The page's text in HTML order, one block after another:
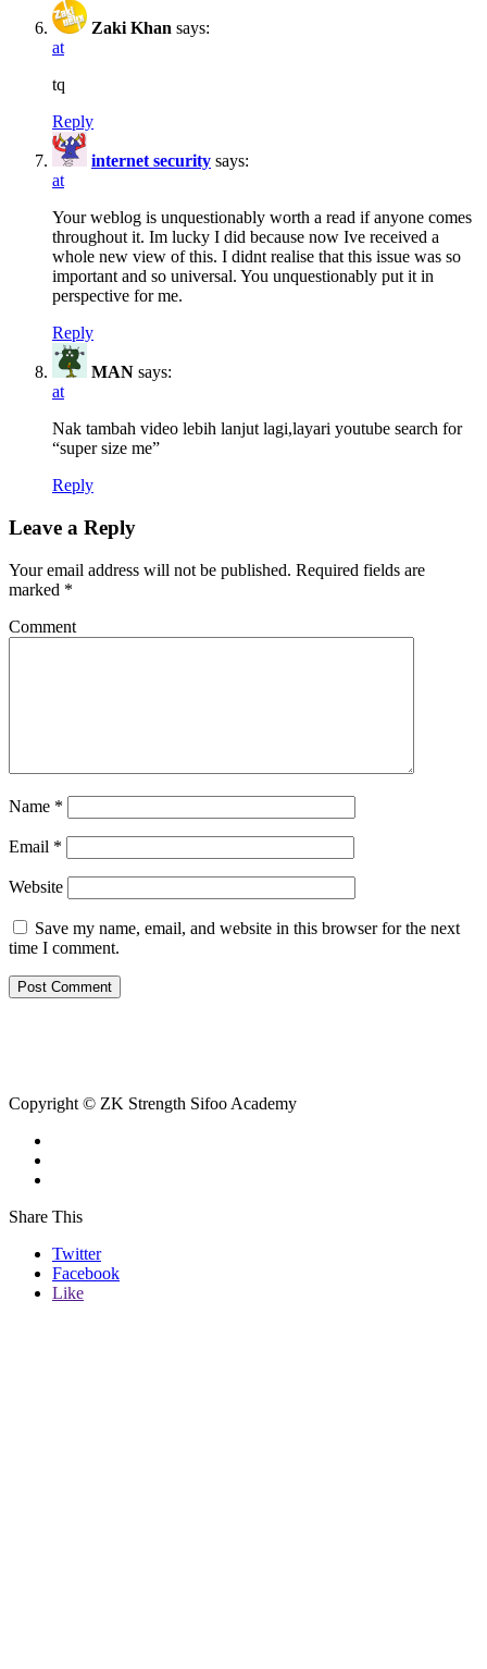
Zaki Khan says:
at
tq
Reply
internet security says:
at
Your weblog is unquestionably worth a read if anyone comes
throughout it. Im lucky I did because now Ive received a
whole new view of this. I didnt realise that this issue was so
important and so universal. You unquestionably put it in
perspective for me.
Reply
MAN says:
at
Nak tambah video lebih lanjut lagi,layari youtube search for
“super size me”
Reply
Leave a Reply
Your email address will not be published. Required fields are
marked *
Comment
Name *
Email *
Website
Save my name, email, and website in this browser for the next
time I comment.
Copyright © ZK Strength Sifoo Academy
Share This
Twitter
Facebook
Like